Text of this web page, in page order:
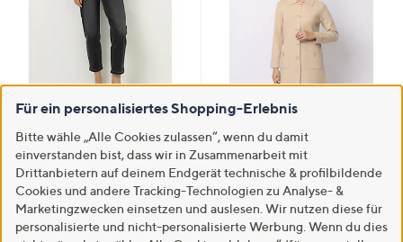
Neu
STRANDFEIN Jeanshose 5-
Pocket-Style bedruckt O-Form
€ 99,99
5.0
von
5
(2)
Bewertungen
Weitere Farben verfügbar
STEFFEN SCHRAUT
Strickmantel Ärmelaufschlag
aufgesetzte Taschen
figurumspielend
€ 89,99
Für ein personalisiertes Shopping-Erlebnis
Bitte wähle „Alle Cookies zulassen“, wenn du damit
einverstanden bist, dass wir in Zusammenarbeit mit
Drittanbietern auf deinem Endgerät technische & profilbildende
Cookies und andere Tracking-Technologien zu Analyse- &
Marketingzwecken einsetzen und auslesen. Wir nutzen diese für
personalisierte und nicht-personalisierte Werbung. Wenn du dies